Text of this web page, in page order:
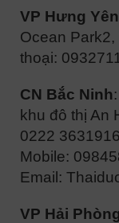
VP Hưng Yên
Ocean
thoại:
CN Bắc Ninh
khu đô thị An
0222
Mobile:
Email:
VP Hải Phòng